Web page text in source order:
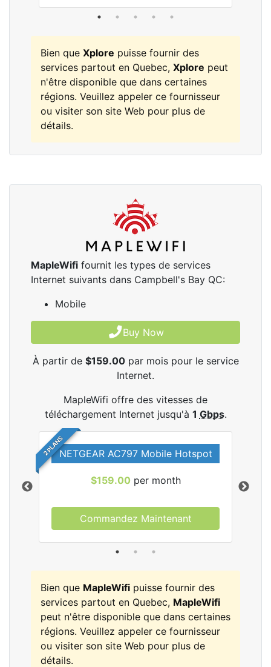
Bien que Xplore puisse fournir des
services partout en Quebec, Xplore peut
n'être disponible que dans certaines
régions. Veuillez appeler ce fournisseur
ou visiter son site Web pour plus de
détails.
MapleWifi fournit les types de services
Internet suivants dans Campbell's Bay QC:
Mobile
Buy Now
À partir de $159.00par mois pour le service
Internet.
MapleWifi offre des vitesses de
téléchargement Internet jusqu'à 1 Gbps.
2 PLANSNETGEAR AC797 Mobile Hotspot
$159.00 per month
Commandez Maintenant
Bien que MapleWifi puisse fournir des
services partout en Quebec, MapleWifi
peut n'être disponible que dans certaines
régions. Veuillez appeler ce fournisseur
ou visiter son site Web pour plus de
détails.